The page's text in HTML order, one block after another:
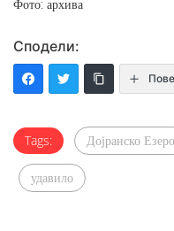
Фото: архива
Сподели:
Tags: Дојранско Езеро
удавило